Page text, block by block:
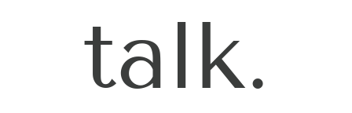
talk.